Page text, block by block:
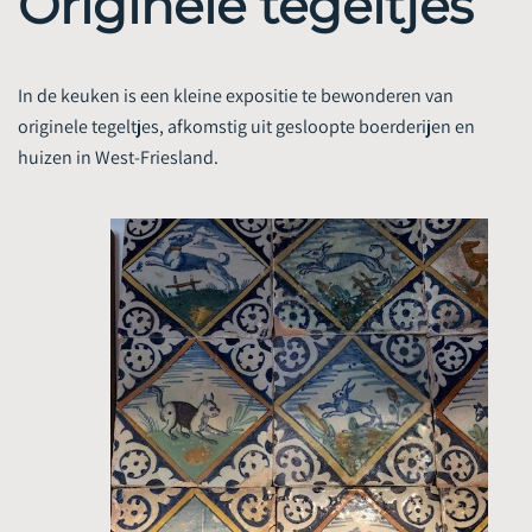
originele tegeltjes, afkomstig uit gesloopte boerderijen en
huizen in West-Friesland.